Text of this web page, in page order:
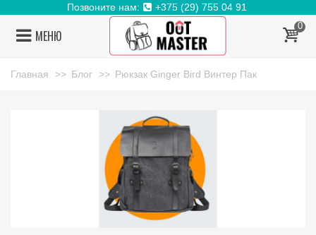
Позвоните нам: +375 (29) 755 04 91
МЕНЮ
0
Главная >> Блог >> Рюкзак Ginger Bird Винтер Пак